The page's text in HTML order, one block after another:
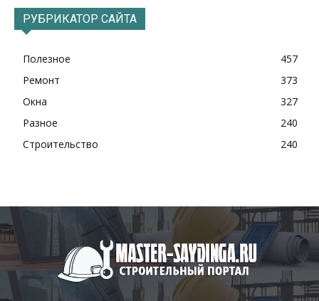
РУБРИКАТОР САЙТА
Полезное
457
Ремонт
373
Окна
327
Разное
240
Строительство
240